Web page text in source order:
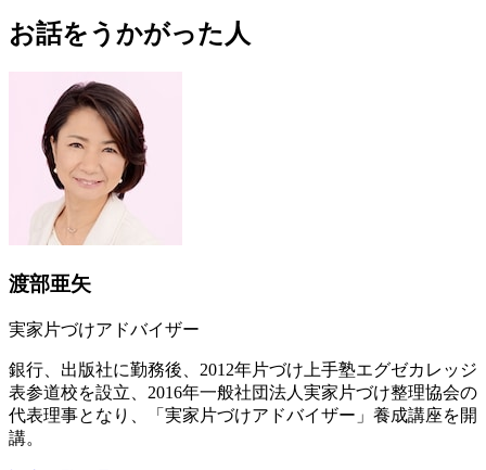
お話をうかがった人
渡部亜矢
実家片づけアドバイザー
銀行、出版社に勤務後、2012年片づけ上手塾エグゼカレッジ
表参道校を設立、2016年一般社団法人実家片づけ整理協会の
代表理事となり、「実家片づけアドバイザー」養成講座を開
講。